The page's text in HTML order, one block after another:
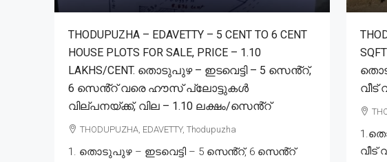
THODUPUZHA – EDAVETTY – 5 CENT TO 6 CENT
HOUSE PLOTS FOR SALE, PRICE – 1.10
LAKHS/CENT. തൊടുപുഴ – ഇടവെട്ടി – 5 സെൻ്റ്,
6 സെൻ്റ് വരെ ഹൗസ് പ്ലോട്ടുകൾ
വില്പനയ്ക്ക്, വില – 1.10 ലക്ഷം/സെൻ്റ്
THODUPUZHA, EDAVETTY, Thodupuzha
1. തൊടുപുഴ – ഇടവെട്ടി – 5 സെൻ്റ്, 6 സെൻ്റ്
വീട്
വീട്